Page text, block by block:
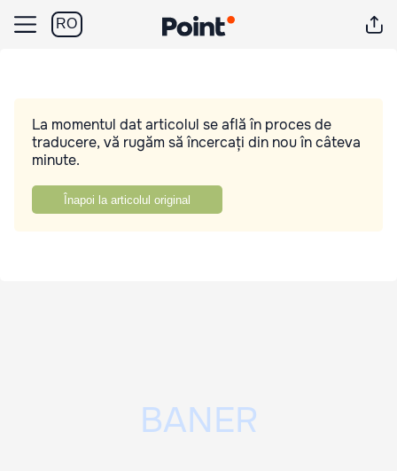
RO
La momentul dat articolul se află în proces de
traducere, vă rugăm să încercați din nou în câteva
minute.
Înapoi la articolul original